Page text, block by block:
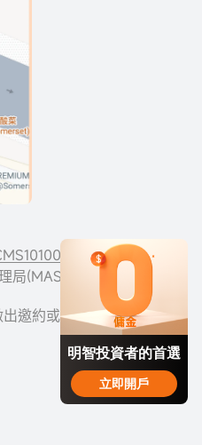
明智投資者的首選
立即開戶
）和
(MAS)監管。
邀約或招攬。